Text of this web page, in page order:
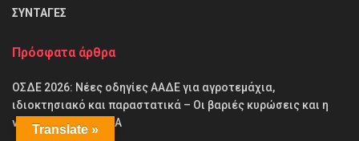
ΣΥΝΤΑΓΕΣ
Πρόσφατα άρθρα
ΟΣΔΕ 2026: Νέες οδηγίες ΑΑΔΕ για αγροτεμάχια,
ιδιοκτησιακό και παραστατικά – Οι βαριές κυρώσεις και η
νέα πληρωμή ΟΠΕΚΑ
Translate »